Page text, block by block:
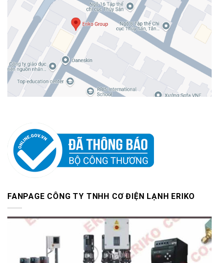
FANPAGE CÔNG TY TNHH CƠ ĐIỆN LẠNH ERIKO